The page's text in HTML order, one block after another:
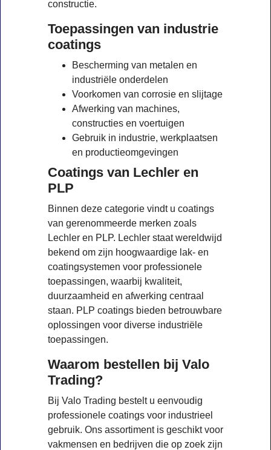
constructie.
Toepassingen van industrie
coatings
Bescherming van metalen en
industriële onderdelen
Voorkomen van corrosie en slijtage
Afwerking van machines,
constructies en voertuigen
Gebruik in industrie, werkplaatsen
en productieomgevingen
Coatings van Lechler en
PLP
Binnen deze categorie vindt u coatings
van gerenommeerde merken zoals
Lechler en PLP. Lechler staat wereldwijd
bekend om zijn hoogwaardige lak- en
coatingsystemen voor professionele
toepassingen, waarbij kwaliteit,
duurzaamheid en afwerking centraal
staan. PLP coatings bieden betrouwbare
oplossingen voor diverse industriële
toepassingen.
Waarom bestellen bij Valo
Trading?
Bij Valo Trading bestelt u eenvoudig
professionele coatings voor industrieel
gebruik. Ons assortiment is geschikt voor
vakmensen en bedrijven die op zoek zijn